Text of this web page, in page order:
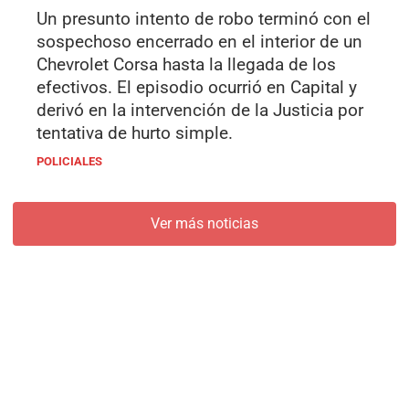
Un presunto intento de robo terminó con el
sospechoso encerrado en el interior de un
Chevrolet Corsa hasta la llegada de los
efectivos. El episodio ocurrió en Capital y
derivó en la intervención de la Justicia por
tentativa de hurto simple.
POLICIALES
Ver más noticias